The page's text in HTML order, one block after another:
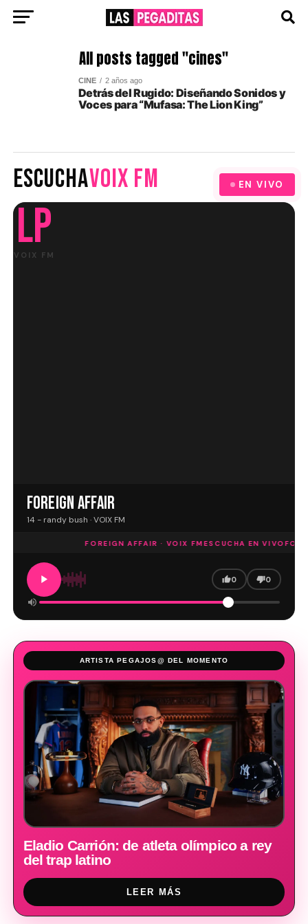
All posts tagged "cines"
CINE 2 años ago
Detrás del Rugido: Diseñando Sonidos y
Voces para “Mufasa: The Lion King”
ESCUCHAVOIX FM EN VIVO
LP
VOIX FM
FOREIGN AFFAIR
14 - randy bush · VOIX FM
FOREIGN AFFAIR · VOIX FMESCUCHA EN VIVO
0 0
ARTISTA PEGAJOS@ DEL MOMENTO
Eladio Carrión: de atleta olímpico a rey
del trap latino
LEER MÁS